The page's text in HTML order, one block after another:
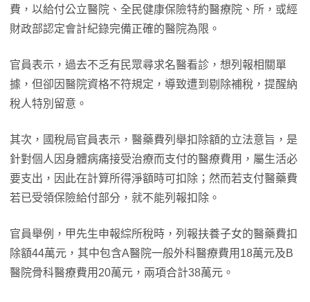
費，以給付公立醫院、全民健康保險特約醫療院、所，或經
財政部認定會計紀錄完備正確的醫院為限。
官員表示，過去不乏有民眾尋求名醫看診，想列報相關單
據，但卻因醫院資格不符規定，導致遭到剔除補稅，提醒納
稅人特別留意。
其次，國稅局官員表示，醫藥費列舉扣除額的立法意旨，是
針對個人因身體病痛接受治療而支付的醫療費用，屬生活必
要支出，因此在計算所得淨額時可扣除；然而若支付醫藥費
若已受領保險給付部分，就不能列報扣除。
官員舉例，甲先生申報綜所稅時，列報扶養子女的醫藥費扣
除額44萬元，其中包含A醫院一般外科醫療費用18萬元及B
醫院骨科醫療費用20萬元，兩項合計38萬元。